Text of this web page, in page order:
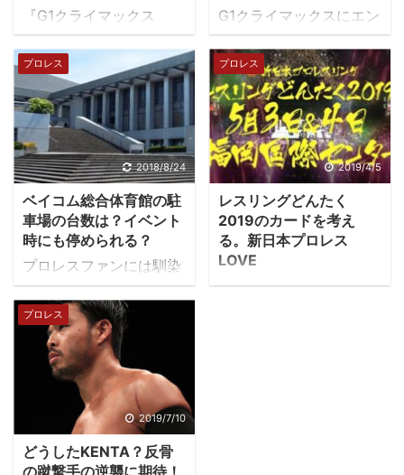
『G1クライマックス
29』が絶賛開催中です。
我らの殿こと”荒武者”後
藤洋央紀は開幕戦で優勝
候補のジェイ・ホワイト
に劇勝しました。 しか
し、その後はジュース・
ロビンソンにあっさり負
けてしまい、 「おや、修
行の成果は？」 「後藤の
修行成果は長続きしな
い、付け焼刃」（ライガ
ー） などと酷い言われよ
うでした。 しかし、G1
はまだ始まったばかり殿
の成績も1勝1敗なので、
まだまだ優勝の可能性も
あります。殿の第3戦は
「内藤哲也」でした。 後
藤のコスチューム変化に
早速くいつく内藤哲也
G1シリーズから後藤は入
G1クライマックスにエン
トリーされず、G1期間中
はノーコメントを貫き通
した鈴木みのるが、G1決
勝が行われた8月12日に
現IWGPヘビー級王座の
オカダ・カズチカを破
り、IWGPヘビー級への
タイトル挑戦をアピール
し、挑戦が決まりまし
た。 ラ・ミスティカから
スリーパー、そしてゴッ
プロレス
2018/8/24
ベイコム総合体育館の駐
車場の台数は？イベント
時にも停められる？
プロレスファンには馴染
みの深いベイコム総合体
育館。新日本プロレスの
会場として人気が高く、
レスラーの評価も上々で
す。 そんなベイコム総合
体育館ってイベント時に
は駐車場ってどの程度で
埋まってしまうのか？施
設内で飲み物とか買える
プロレス
2019/4/5
レスリングどんたく
2019のカードを考え
る。新日本プロレス
LOVE
今週末にはニューヨーク
プロレス
2019/7/10
どうしたKENTA？反骨